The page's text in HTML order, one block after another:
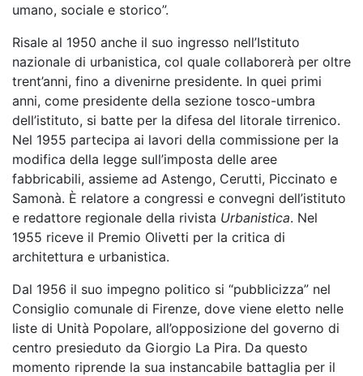
umano, sociale e storico”.
Risale al 1950 anche il suo ingresso nell’Istituto
nazionale di urbanistica, col quale collaborerà per oltre
trent’anni, fino a divenirne presidente. In quei primi
anni, come presidente della sezione tosco-umbra
dell’istituto, si batte per la difesa del litorale tirrenico.
Nel 1955 partecipa ai lavori della commissione per la
modifica della legge sull’imposta delle aree
fabbricabili, assieme ad Astengo, Cerutti, Piccinato e
Samonà. È relatore a congressi e convegni dell’istituto
e redattore regionale della rivista Urbanistica. Nel
1955 riceve il Premio Olivetti per la critica di
architettura e urbanistica.
Dal 1956 il suo impegno politico si “pubblicizza” nel
Consiglio comunale di Firenze, dove viene eletto nelle
liste di Unità Popolare, all’opposizione del governo di
centro presieduto da Giorgio La Pira. Da questo
momento riprende la sua instancabile battaglia per il